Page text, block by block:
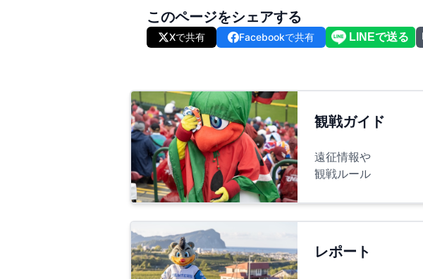
このページをシェアする
Xで共有 Facebookで共有
観戦ガイド
遠征情報や
観戦ルール
レポート